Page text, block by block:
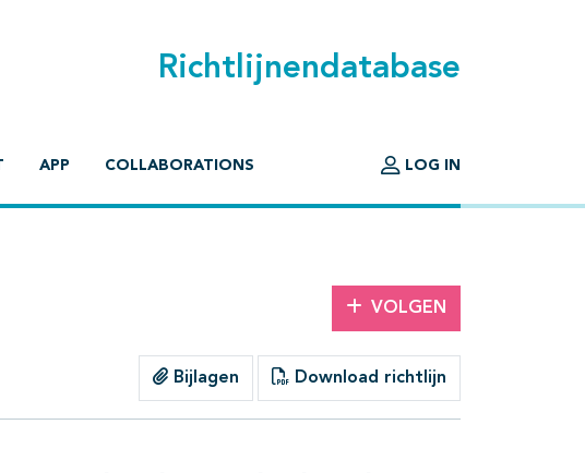
Richtlijnendatabase
APP COLLABORATIONS LOG IN
VOLGEN
Bijlagen Download richtlijn